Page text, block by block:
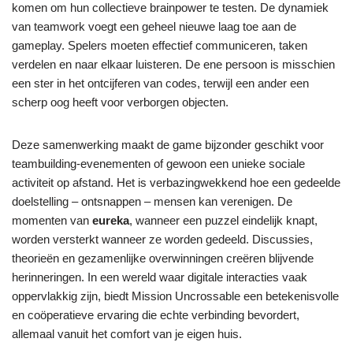
komen om hun collectieve brainpower te testen. De dynamiek
van teamwork voegt een geheel nieuwe laag toe aan de
gameplay. Spelers moeten effectief communiceren, taken
verdelen en naar elkaar luisteren. De ene persoon is misschien
een ster in het ontcijferen van codes, terwijl een ander een
scherp oog heeft voor verborgen objecten.
Deze samenwerking maakt de game bijzonder geschikt voor
teambuilding-evenementen of gewoon een unieke sociale
activiteit op afstand. Het is verbazingwekkend hoe een gedeelde
doelstelling – ontsnappen – mensen kan verenigen. De
momenten van eureka, wanneer een puzzel eindelijk knapt,
worden versterkt wanneer ze worden gedeeld. Discussies,
theorieën en gezamenlijke overwinningen creëren blijvende
herinneringen. In een wereld waar digitale interacties vaak
oppervlakkig zijn, biedt Mission Uncrossable een betekenisvolle
en coöperatieve ervaring die echte verbinding bevordert,
allemaal vanuit het comfort van je eigen huis.